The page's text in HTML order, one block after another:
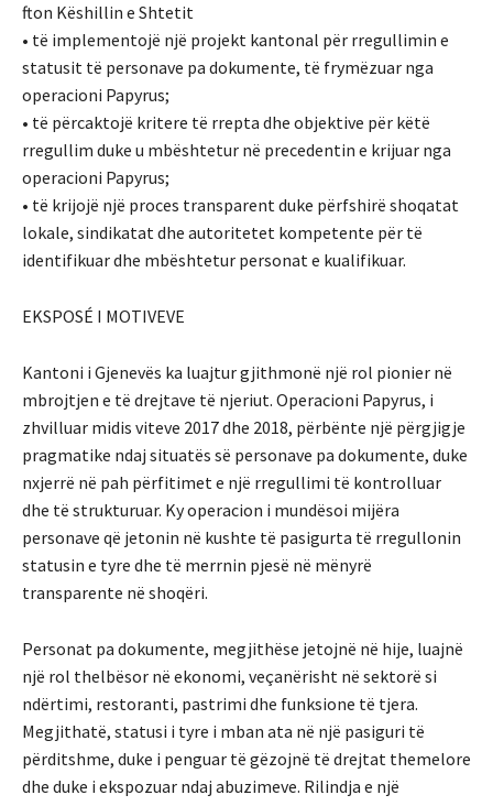
fton Këshillin e Shtetit
• të implementojë një projekt kantonal për rregullimin e
statusit të personave pa dokumente, të frymëzuar nga
operacioni Papyrus;
• të përcaktojë kritere të rrepta dhe objektive për këtë
rregullim duke u mbështetur në precedentin e krijuar nga
operacioni Papyrus;
• të krijojë një proces transparent duke përfshirë shoqatat
lokale, sindikatat dhe autoritetet kompetente për të
identifikuar dhe mbështetur personat e kualifikuar.
EKSPOSÉ I MOTIVEVE
Kantoni i Gjenevës ka luajtur gjithmonë një rol pionier në
mbrojtjen e të drejtave të njeriut. Operacioni Papyrus, i
zhvilluar midis viteve 2017 dhe 2018, përbënte një përgjigje
pragmatike ndaj situatës së personave pa dokumente, duke
nxjerrë në pah përfitimet e një rregullimi të kontrolluar
dhe të strukturuar. Ky operacion i mundësoi mijëra
personave që jetonin në kushte të pasigurta të rregullonin
statusin e tyre dhe të merrnin pjesë në mënyrë
transparente në shoqëri.
Personat pa dokumente, megjithëse jetojnë në hije, luajnë
një rol thelbësor në ekonomi, veçanërisht në sektorë si
ndërtimi, restoranti, pastrimi dhe funksione të tjera.
Megjithatë, statusi i tyre i mban ata në një pasiguri të
përditshme, duke i penguar të gëzojnë të drejtat themelore
dhe duke i ekspozuar ndaj abuzimeve. Rilindja e një